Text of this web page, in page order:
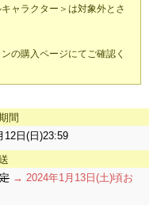
ャラクター＞は対象外とさ
の購入ページにてご確認く
間
12日(日)23:59
→ 2024年1月13日(土)頃お